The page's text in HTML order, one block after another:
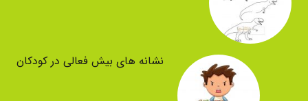
نشانه های بیش فعالی در کودکان